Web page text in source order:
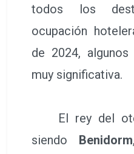
todos los
ocupación
de 2024,
muy significativa.
El rey del
siendo
Benidorm